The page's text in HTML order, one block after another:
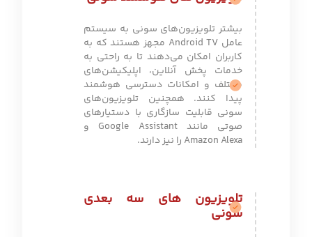
بیشتر تلویزیون‌های سونی به سیستم
عامل Android TV مجهز هستند که به
کاربران امکان می‌دهند تا به راحتی به
خدمات پخش آنلاین، اپلیکیشن‌های
مختلف و امکانات دسترسی هوشمند
پیدا کنند. همچنین تلویزیون‌های
سونی قابلیت سازگاری با دستیارهای
صوتی مانند Google Assistant و
Amazon Alexa را نیز دارند.
تلویزیون های سه بعدی
سونی